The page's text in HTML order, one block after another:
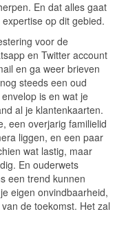
En dat alles gaat
op dit gebied.
voor de
en Twitter account
en ga weer brieven
steeds een oud
is en wat je
al je klantenkaarten.
een overjarig familielid
liggen, en een paar
wat lastig, maar
En ouderwets
een trend kunnen
eigen onvindbaarheid,
de toekomst. Het zal